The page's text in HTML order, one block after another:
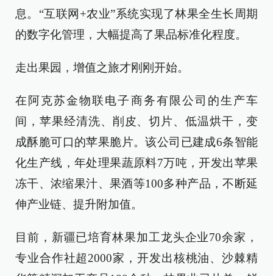
息。“互联网+农业”系统实现了林果全生长周期
的数字化管理，大幅提高了果品标准化程度。
走出果园，增值之旅才刚刚开始。
在阿克苏金物联电子商务有限公司的生产车
间，苹果经清洗、削皮、切片、低温烘干，变
成酥脆可口的苹果脆片。该公司已建成6条智能
化生产线，年处理果蔬原料7万吨，开发出苹果
冻干、浓缩果汁、果酒等100多种产品，不断延
伸产业链、提升附加值。
目前，新疆已培育林果加工龙头企业70余家，
专业合作社超2000家，开发出核桃油、沙棘精